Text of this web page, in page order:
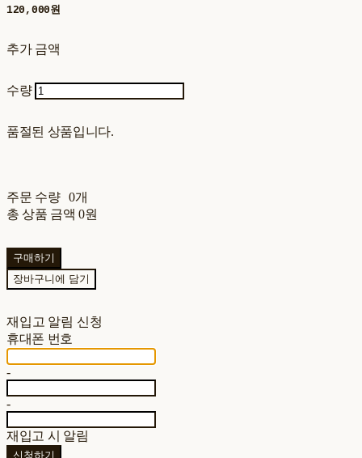
120,000원
추가 금액
수량
품절된 상품입니다.
주문 수량
0개
총 상품 금액 0원
구매하기
장바구니에 담기
재입고 알림 신청
휴대폰 번호
-
-
재입고 시 알림